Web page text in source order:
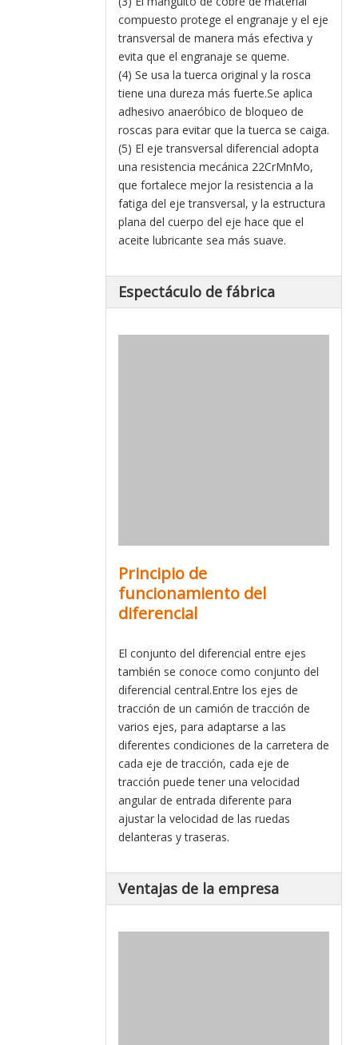
compuesto protege el engranaje y el eje
transversal de manera más efectiva y
evita que el engranaje se queme.
(4) Se usa la tuerca original y la rosca
tiene una dureza más fuerte.Se aplica
adhesivo anaeróbico de bloqueo de
roscas para evitar que la tuerca se caiga.
(5) El eje transversal diferencial adopta
una resistencia mecánica 22CrMnMo,
que fortalece mejor la resistencia a la
fatiga del eje transversal, y la estructura
plana del cuerpo del eje hace que el
aceite lubricante sea más suave.
Espectáculo de fábrica
Principio de
funcionamiento del
diferencial
El conjunto del diferencial entre ejes
también se conoce como conjunto del
diferencial central.Entre los ejes de
tracción de un camión de tracción de
varios ejes, para adaptarse a las
diferentes condiciones de la carretera de
cada eje de tracción, cada eje de
tracción puede tener una velocidad
angular de entrada diferente para
ajustar la velocidad de las ruedas
delanteras y traseras.
Ventajas de la empresa